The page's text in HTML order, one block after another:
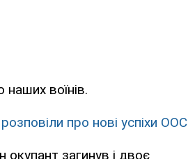
наших воїнів.
про нові успіхи ООС
загинув і двоє